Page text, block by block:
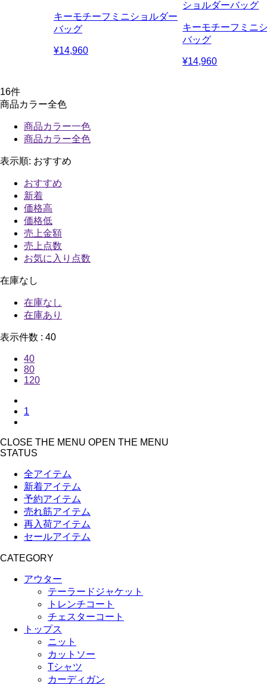
キーモチーフミニショルダー
バッグ
¥14,960
ショルダーバッグ
キーモチーフミニ
バッグ
¥14,960
16件
商品カラー全色
商品カラー一色
商品カラー全色
表示順: おすすめ
おすすめ
新着
価格高
価格低
売上金額
売上点数
お気に入り点数
在庫なし
在庫なし
在庫あり
表示件数 : 40
40
80
120
1
CLOSE THE MENU OPEN THE MENU
STATUS
全アイテム
新着アイテム
予約アイテム
売れ筋アイテム
再入荷アイテム
セールアイテム
CATEGORY
アウター
テーラードジャケット
トレンチコート
チェスターコート
トップス
ニット
カットソー
Tシャツ
カーディガン